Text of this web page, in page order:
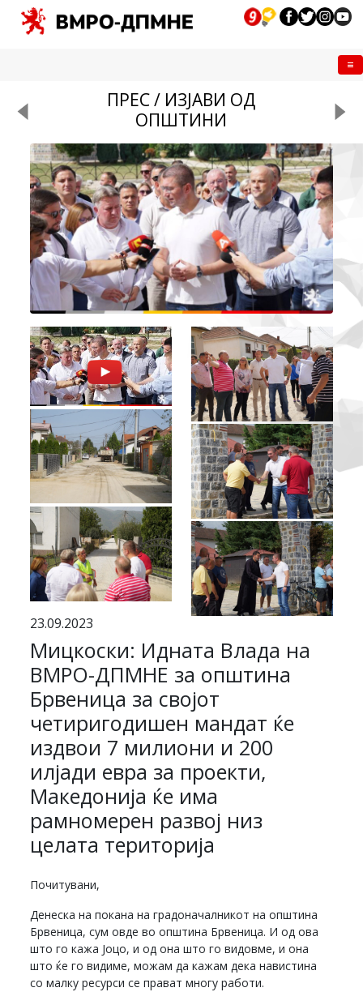
ПРЕС / ИЗЈАВИ ОД
ОПШТИНИ
23.09.2023
Мицкоски: Идната Влада на
ВМРО-ДПМНЕ за општина
Брвеница за својот
четиригодишен мандат ќе
издвои 7 милиони и 200
илјади евра за проекти,
Македонија ќе има
рамномерен развој низ
целата територија
Почитувани,
Денеска на покана на градоначалникот на општина
Брвеница, сум овде во општина Брвеница. И од ова
што го кажа Јоцо, и од она што го видовме, и она
што ќе го видиме, можам да кажам дека навистина
со малку ресурси се прават многу работи.